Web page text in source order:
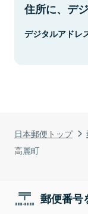
日本郵便トップ
高麗町
住所に、デ
デジタルアドレ
郵便番号